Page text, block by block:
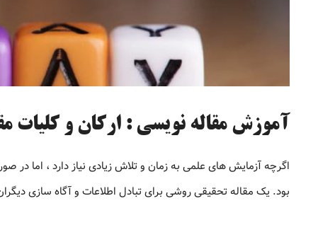
آموزش مقاله نویسی : ارکان و کلیات
اگرچه آزمایش های علمی به زمان و تلاش زیادی نیاز دارد ، اما در
بود. یک مقاله تحقیقی روشی برای تبادل اطلاعات و آگاه سازی